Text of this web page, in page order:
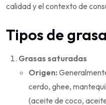
calidad y el contexto de
Tipos de
Grasas saturadas
Origen:
cerdo, ghee,
(aceite de coco,